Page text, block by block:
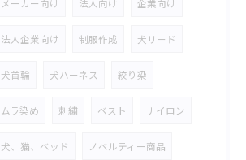
メーカー向け 法人向け 企業向け
法人企業向け 制服作成 犬リード
犬首輪 犬ハーネス 絞り染
ムラ染め 刺繍 ベスト ナイロン
犬、猫、ベッド ノベルティー商品